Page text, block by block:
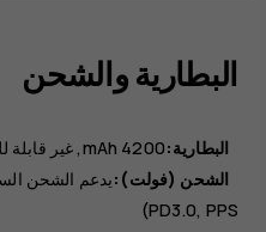
البطارية والشحن
البطارية:4200 mAh
غير قابلة
الشحن (فولت):
PD3.0, PPS)